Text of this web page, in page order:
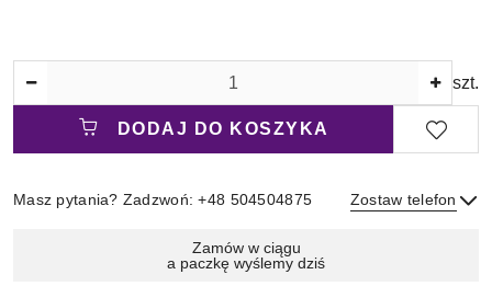
szt.
DODAJ DO KOSZYKA
Masz pytania? Zadzwoń: +48 504504875 Zostaw telefon
Zamów w ciągu
a paczkę wyślemy dziś